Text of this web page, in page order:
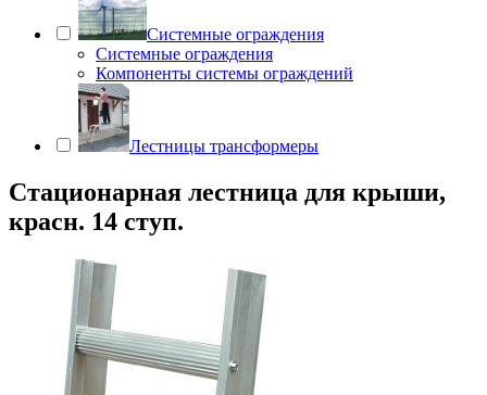
Системные ограждения
Системные ограждения
Компоненты системы ограждений
Лестницы трансформеры
Стационарная лестница для крыши,
красн. 14 ступ.